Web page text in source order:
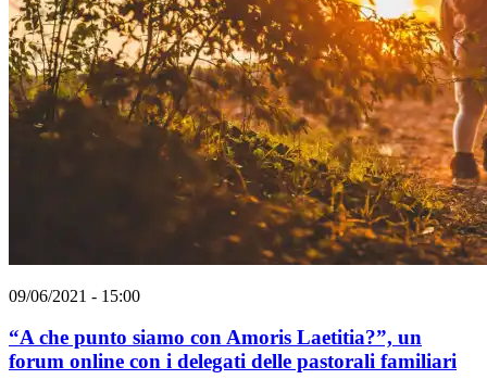
09/06/2021 - 15:00
“A che punto siamo con Amoris Laetitia?”, un
forum online con i delegati delle pastorali familiari